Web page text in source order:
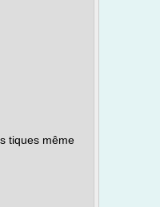
tiques même